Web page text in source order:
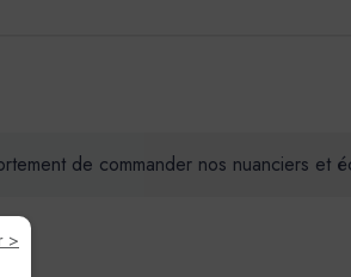
de commander nos nuanciers et
>